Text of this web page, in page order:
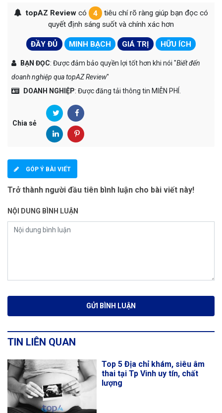
topAZ Reviewcó 4
tiêu chí rõ ràng giúp bạn đọc có
quyết định sáng suốt và chính xác hơn
ĐẦY ĐỦ MINH BẠCH GIÁ TRỊ HỮU ÍCH
BẠN ĐỌC: Được đảm bảo quyền lợi tốt hơn khi nói "Biết đến
doanh nghiệp qua topAZ Review"
DOANH NGHIỆP: Được đăng tải thông tin MIỄN PHÍ.
Chia sẻ
GÓP Ý BÀI VIẾT
Trở thành người đầu tiên bình luận cho bài viết này!
NỘI DUNG BÌNH LUẬN
TIN LIÊN QUAN
Top 5 Địa chỉ khám, siêu âm
thai tại Tp Vinh uy tín, chất
lượng